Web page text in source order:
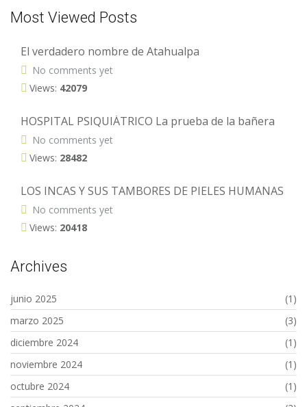
Most Viewed Posts
El verdadero nombre de Atahualpa
No comments yet
Views: 42079
HOSPITAL PSIQUIÁTRICO La prueba de la bañera
No comments yet
Views: 28482
LOS INCAS Y SUS TAMBORES DE PIELES HUMANAS
No comments yet
Views: 20418
Archives
junio 2025
(1)
marzo 2025
(3)
diciembre 2024
(1)
noviembre 2024
(1)
octubre 2024
(1)